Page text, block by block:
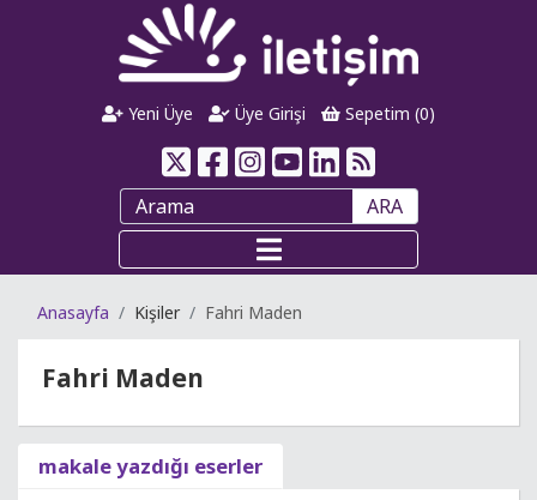
Yeni Üye Üye Girişi Sepetim (0)
ARA
Anasayfa Kişiler Fahri Maden
Fahri Maden
makale yazdığı eserler